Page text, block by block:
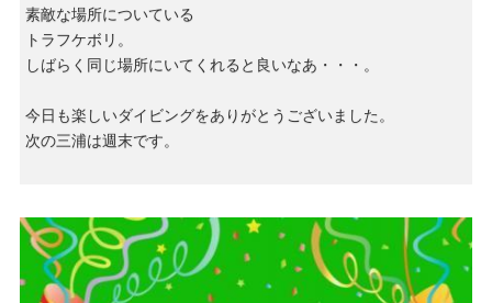
素敵な場所についている
トラフケボリ。
しばらく同じ場所にいてくれると良いなあ・・・。
今日も楽しいダイビングをありがとうございました。
次の三浦は週末です。